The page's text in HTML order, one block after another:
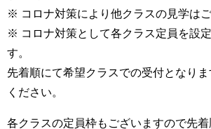
※ コロナ対策により他クラスの見学はご
※ コロナ対策として各クラス定員を設
す。
先着順にて希望クラスでの受付となり
ください。
各クラスの定員枠もございますので先